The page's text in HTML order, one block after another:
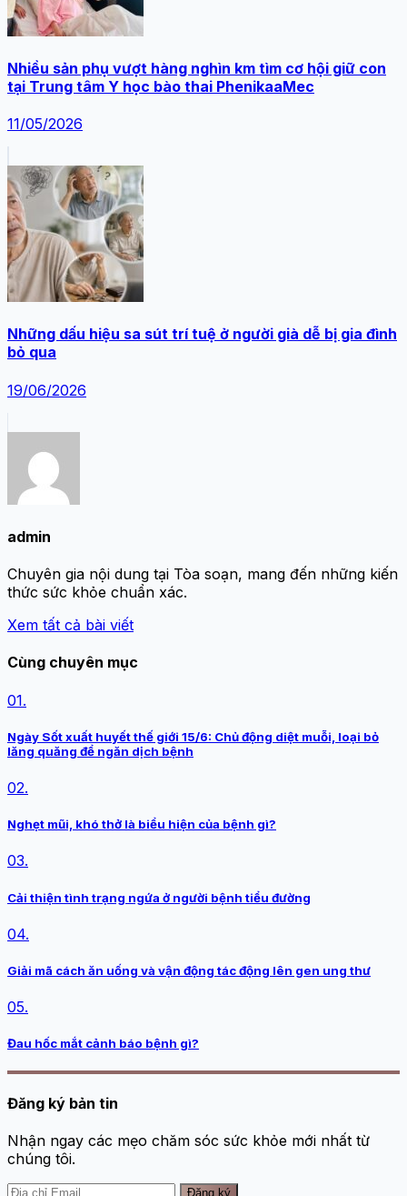
Nhiều sản phụ vượt hàng nghìn km tìm cơ hội giữ con
tại Trung tâm Y học bào thai PhenikaaMec
11/05/2026
Những dấu hiệu sa sút trí tuệ ở người già dễ bị gia đình
bỏ qua
19/06/2026
admin
Chuyên gia nội dung tại Tòa soạn, mang đến những kiến
thức sức khỏe chuẩn xác.
Xem tất cả bài viết
Cùng chuyên mục
01.
Ngày Sốt xuất huyết thế giới 15/6: Chủ động diệt muỗi, loại bỏ
lăng quăng để ngăn dịch bệnh
02.
Nghẹt mũi, khó thở là biểu hiện của bệnh gì?
03.
Cải thiện tình trạng ngứa ở người bệnh tiểu đường
04.
Giải mã cách ăn uống và vận động tác động lên gen ung thư
05.
Đau hốc mắt cảnh báo bệnh gì?
Đăng ký bản tin
Nhận ngay các mẹo chăm sóc sức khỏe mới nhất từ
chúng tôi.
Đăng ký